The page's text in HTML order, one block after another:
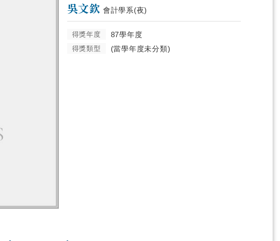
吳文欽 會計學系(夜)
得獎年度 87學年度
得獎類型 (當學年度未分類)